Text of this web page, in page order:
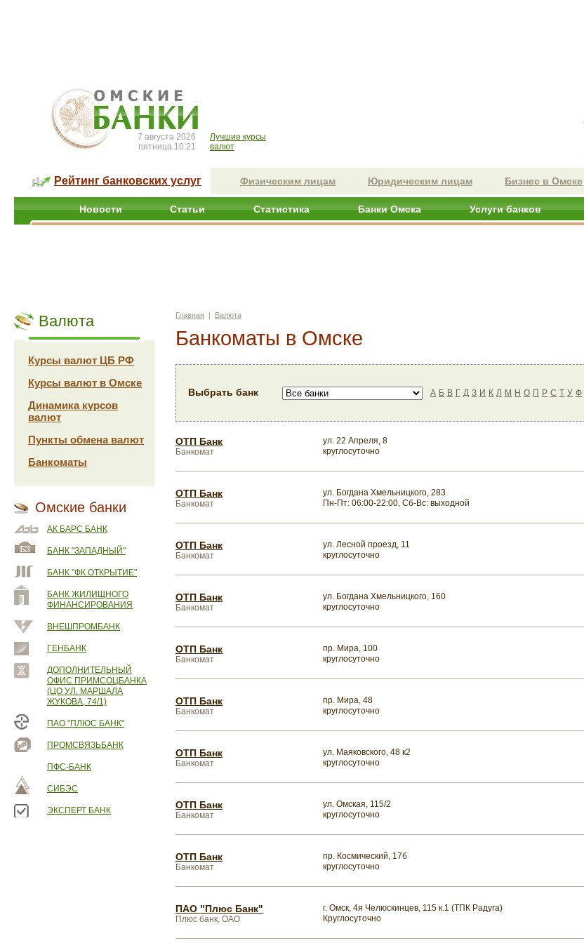
7 августа 2026
пятница 10:21
Лучшие курсы
валют
Рейтинг банковских услуг Физическим лицам Юридическим лицам Бизнес в Омске
Новости Статьи Статистика Банки Омска Услуги банков
Валюта
Курсы валют ЦБ РФ
Курсы валют в Омске
Динамика курсов
валют
Пункты обмена валют
Банкоматы
Омские банки
АК БАРС БАНК
БАНК "ЗАПАДНЫЙ"
БАНК "ФК ОТКРЫТИЕ"
БАНК ЖИЛИЩНОГО
ФИНАНСИРОВАНИЯ
ВНЕШПРОМБАНК
ГЕНБАНК
ДОПОЛНИТЕЛЬНЫЙ
ОФИС ПРИМСОЦБАНКА
(ЦО УЛ. МАРШАЛА
ЖУКОВА, 74/1)
ПАО "ПЛЮС БАНК"
ПРОМСВЯЗЬБАНК
ПФС-БАНК
СИБЭС
ЭКСПЕРТ БАНК
Главная | Валюта
Банкоматы в Омске
Выбрать банк А Б В Г Д З И К Л М Н О П Р С Т У Ф
ОТП Банк
Банкомат
ул. 22 Апреля, 8
круглосуточно
ОТП Банк
Банкомат
ул. Богдана Хмельницкого, 283
Пн-Пт: 06:00-22:00, Сб-Вс: выходной
ОТП Банк
Банкомат
ул. Лесной проезд, 11
круглосуточно
ОТП Банк
Банкомат
ул. Богдана Хмельницкого, 160
круглосуточно
ОТП Банк
Банкомат
пр. Мира, 100
круглосуточно
ОТП Банк
Банкомат
пр. Мира, 48
круглосуточно
ОТП Банк
Банкомат
ул. Маяковского, 48 к2
круглосуточно
ОТП Банк
Банкомат
ул. Омская, 115/2
круглосуточно
ОТП Банк
Банкомат
пр. Космический, 17б
круглосуточно
ПАО "Плюс Банк"
Плюс банк, ОАО
г. Омск, 4я Челюскинцев, 115 к.1 (ТПК Радуга)
Круглосуточно